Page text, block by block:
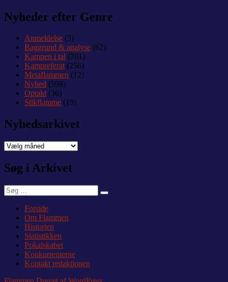
Nyheder efter Genre
Anmeldelse (5)
Baggrund & analyse (62)
Kampen i tal (701)
Kampreferat(256)
Metaflammen (12)
Nyhed (598)
Optakt(36)
Stikflamme (19)
Nyhedsarkivet
Nyhedsarkivet
Søg i Arkivet
Søg
efter:
Søg
Forside
Om Flammen
Historien
Statistikken
Pokalskabet
Konkurrenterne
Kontakt redaktionen